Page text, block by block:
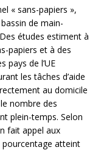
« sans-papiers »,
de main-
études estiment à
papiers et à des
pays de l’UE
les tâches d’aide
au domicile
nombre des
plein-temps. Selon
fait appel aux
pourcentage atteint